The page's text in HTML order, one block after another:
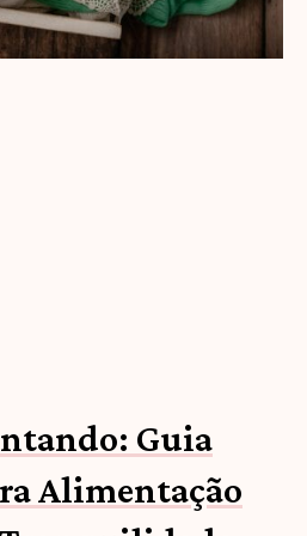
Guia
Alimentação